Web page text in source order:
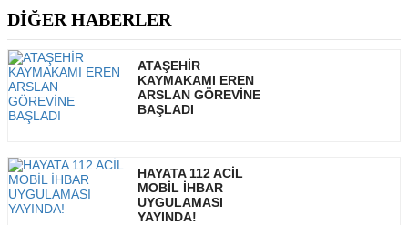
DİĞER HABERLER
ATAŞEHİR
KAYMAKAMI EREN
ARSLAN GÖREVİNE
BAŞLADI
HAYATA 112 ACİL
MOBİL İHBAR
UYGULAMASI
YAYINDA!